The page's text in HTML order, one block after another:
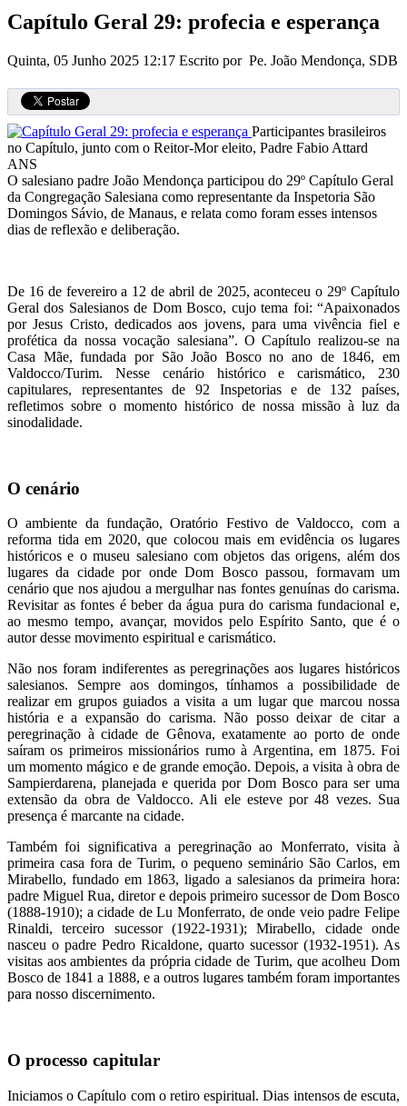
Capítulo Geral 29: profecia e esperança
Quinta, 05 Junho 2025 12:17 Escrito por Pe. João Mendonça, SDB
Participantes brasileiros
no Capítulo, junto com o Reitor-Mor eleito, Padre Fabio Attard
ANS
O salesiano padre João Mendonça participou do 29º Capítulo Geral
da Congregação Salesiana como representante da Inspetoria São
Domingos Sávio, de Manaus, e relata como foram esses intensos
dias de reflexão e deliberação.
De 16 de fevereiro a 12 de abril de 2025, aconteceu o 29º Capítulo
Geral dos Salesianos de Dom Bosco, cujo tema foi: “Apaixonados
por Jesus Cristo, dedicados aos jovens, para uma vivência fiel e
profética da nossa vocação salesiana”. O Capítulo realizou-se na
Casa Mãe, fundada por São João Bosco no ano de 1846, em
Valdocco/Turim. Nesse cenário histórico e carismático, 230
capitulares, representantes de 92 Inspetorias e de 132 países,
refletimos sobre o momento histórico de nossa missão à luz da
sinodalidade.
O cenário
O ambiente da fundação, Oratório Festivo de Valdocco, com a
reforma tida em 2020, que colocou mais em evidência os lugares
históricos e o museu salesiano com objetos das origens, além dos
lugares da cidade por onde Dom Bosco passou, formavam um
cenário que nos ajudou a mergulhar nas fontes genuínas do carisma.
Revisitar as fontes é beber da água pura do carisma fundacional e,
ao mesmo tempo, avançar, movidos pelo Espírito Santo, que é o
autor desse movimento espiritual e carismático.
Não nos foram indiferentes as peregrinações aos lugares históricos
salesianos. Sempre aos domingos, tínhamos a possibilidade de
realizar em grupos guiados a visita a um lugar que marcou nossa
história e a expansão do carisma. Não posso deixar de citar a
peregrinação à cidade de Gênova, exatamente ao porto de onde
saíram os primeiros missionários rumo à Argentina, em 1875. Foi
um momento mágico e de grande emoção. Depois, a visita à obra de
Sampierdarena, planejada e querida por Dom Bosco para ser uma
extensão da obra de Valdocco. Ali ele esteve por 48 vezes. Sua
presença é marcante na cidade.
Também foi significativa a peregrinação ao Monferrato, visita à
primeira casa fora de Turim, o pequeno seminário São Carlos, em
Mirabello, fundado em 1863, ligado a salesianos da primeira hora:
padre Miguel Rua, diretor e depois primeiro sucessor de Dom Bosco
(1888-1910); a cidade de Lu Monferrato, de onde veio padre Felipe
Rinaldi, terceiro sucessor (1922-1931); Mirabello, cidade onde
nasceu o padre Pedro Ricaldone, quarto sucessor (1932-1951). As
visitas aos ambientes da própria cidade de Turim, que acolheu Dom
Bosco de 1841 a 1888, e a outros lugares também foram importantes
para nosso discernimento.
O processo capitular
Iniciamos o Capítulo com o retiro espiritual. Dias intensos de escuta,